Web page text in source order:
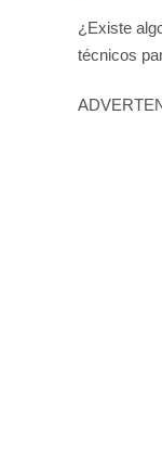
¿Existe
técnicos